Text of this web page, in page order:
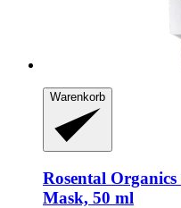
Warenkorb
Rosental Organics
Mask, 50 ml